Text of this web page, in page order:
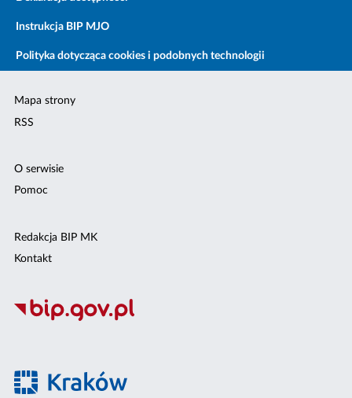
Instrukcja BIP MJO
Polityka dotycząca cookies i podobnych technologii
Mapa strony
RSS
O serwisie
Pomoc
Redakcja BIP MK
Kontakt